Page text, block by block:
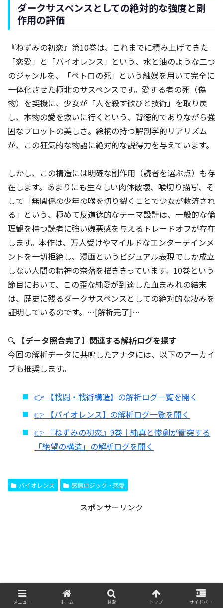
ダークサスペンスとしての絶対的な強度と副
作用の評価
『ねずみの初恋』第10巻は、これまでに積み上げてきた
「恋愛」と「バイオレンス」という、水と油のような二つ
のジャンルを、「ペトロの死」という触媒を用いて完全に
一体化させた極北のサスペンスです。愛する者の死（偽
物）を契機に、少女が「人を殺す歓びと技術」を取り戻
し、本物の愛を救いに行くという、背徳的でありながら強
固なプロットの美しさ。絵柄の持つ解剖学的リアリズム
が、この狂気的な物語に絶対的な説得力を与えています。
しかし、この構造には明確な副作用（読者を選ぶ点）も存
在します。あまりにも生々しい肉体破壊、喉切り描写、そ
して「無関係の少年の喉を切り裂くことで少女が救済され
る」という、極めて反道徳的なテーマ設計は、一般的な倫
理観を持つ読者に強い嫌悪感を与えるトレードオフが存在
します。本作は、万人受けやマイルドなエンターテインメ
ントを一切拒絶し、漫画というビジュアル表現でしか成立
しない人間の精神の奈落を描ききっています。10巻という
節目において、この歪な純愛が到達した血まみれの結末
は、歴史に残るダークサスペンスとしての絶対的な凄みを
証明しているのです。…[解析完了]…
🔍 【データ照合完了】関連する解析ログを探す
今回の解析データに共鳴したアナタには、以下のアーカイ
ブも推奨します。
👉 【戦闘・戦術構造】の解析ログ一覧を開く
👉 【バイオレンス】の解析ログ一覧を開く
👉 『ねずみの初恋』9巻｜純真と惨劇が衝突する
「絶望の構造」の解析ログを開く
バイオレンス 感情ロジック・恋愛
スポンサーリンク
メニュー ホーム 検索 トップ サイドバー